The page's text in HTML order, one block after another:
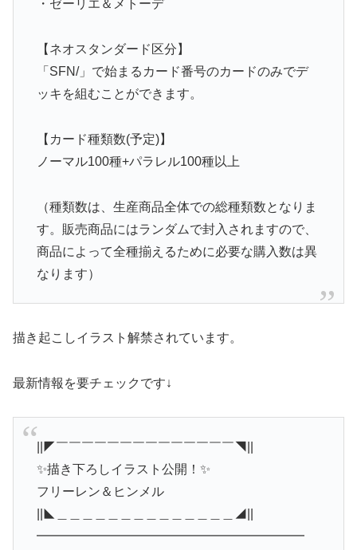
・ゼーリエ＆メトーデ
【ネオスタンダード区分】
「SFN/」で始まるカード番号のカードのみでデ
ッキを組むことができます。
【カード種類数(予定)】
ノーマル100種+パラレル100種以上
（種類数は、生産商品全体での総種類数となりま
す。販売商品にはランダムで封入されますので、
商品によって全種揃えるために必要な購入数は異
なります）
描き起こしイラスト解禁されています。
最新情報を要チェックです↓
||◤￣￣￣￣￣￣￣￣￣￣￣￣￣￣◥||
✨描き下ろしイラスト公開！✨
フリーレン＆ヒンメル
||◣＿＿＿＿＿＿＿＿＿＿＿＿＿＿◢||
━━━━━━━━━━━━━━━━━━━━━